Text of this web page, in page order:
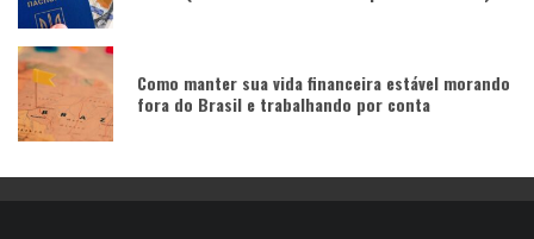
Como manter sua vida financeira estável morando
fora do Brasil e trabalhando por conta